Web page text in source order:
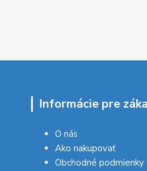
Informácie pre
O nás
Ako nakupovať
Obchodné podmienky